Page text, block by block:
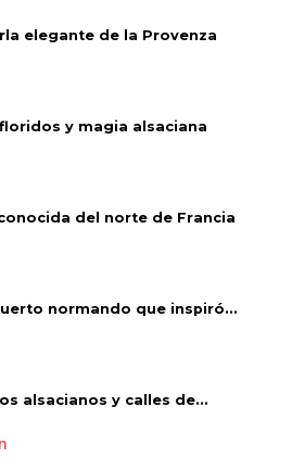
elegante de la Provenza
y magia alsaciana
del norte de Francia
normando que inspiró...
alsacianos y calles de...